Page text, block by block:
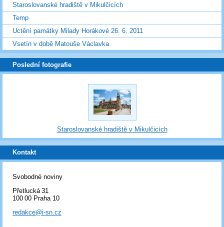
Staroslovanské hradiště v Mikulčicích
Temp
Uctění památky Milady Horákové 26. 6. 2011
Vsetín v době Matouše Václavka
Poslední fotografie
Staroslovanské hradiště v Mikulčicích
Kontakt
Svobodné noviny
Přetlucká 31
100 00 Praha 10
redakce@i-sn.cz